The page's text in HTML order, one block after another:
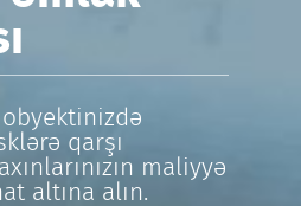
qarşı
maliyyə
altına alın.